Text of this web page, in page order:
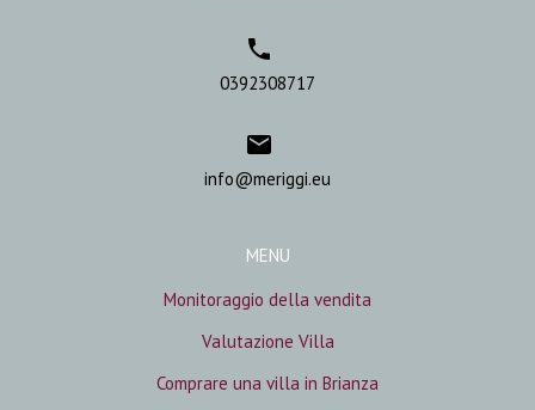
0392308717
info@meriggi.eu
MENU
Monitoraggio della vendita
Valutazione Villa
Comprare una villa in Brianza